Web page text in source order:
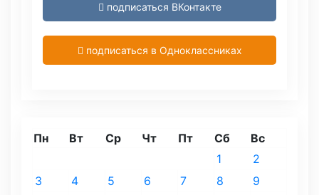
подписаться ВКонтакте
подписаться в Одноклассниках
Пн Вт Ср Чт Пт Сб Вс
1
2
3
4 5 6 7 8
9